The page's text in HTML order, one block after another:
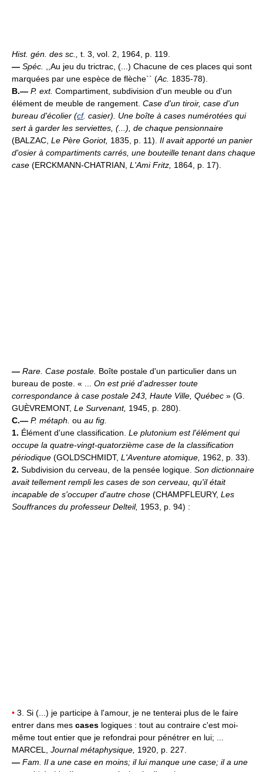
Hist. gén. des sc., t. 3, vol. 2, 1964, p. 119.
— Spéc.
,,Au jeu du trictrac, (...) Chacune de ces places qui sont
marquées par une espèce de flèche`` (Ac. 1835-78).
B.— P. ext. Compartiment, subdivision d'un meuble ou d'un
élément de meuble de rangement. Case d'un tiroir, case d'un
bureau d'écolier (cf. casier). Une boîte à cases numérotées qui
sert à garder les serviettes, (...), de chaque pensionnaire
(BALZAC, Le Père Goriot, 1835, p. 11). Il avait apporté un panier
d'osier à compartiments carrés, une bouteille tenant dans chaque
case (ERCKMANN-CHATRIAN, L'Ami Fritz, 1864, p. 17).
— Rare. Case postale. Boîte postale d'un particulier dans un
bureau de poste. « ... On est prié d'adresser toute
correspondance à case postale 243, Haute Ville, Québec » (G.
GUÈVREMONT, Le Survenant, 1945, p. 280).
C.— P. métaph. ou au fig.
1. Élément d'une classification. Le plutonium est l'élément qui
occupe la quatre-vingt-quatorzième case de la classification
périodique (GOLDSCHMIDT, L'Aventure atomique, 1962, p. 33).
2. Subdivision du cerveau, de la pensée logique. Son dictionnaire
avait tellement rempli les cases de son cerveau, qu'il était
incapable de s'occuper d'autre chose (CHAMPFLEURY, Les
Souffrances du professeur Delteil, 1953, p. 94) :
• 3. Si (...) je participe à l'amour, je ne tenterai plus de le faire
entrer dans mes cases logiques : tout au contraire c'est moi-
même tout entier que je refondrai pour pénétrer en lui; ...
MARCEL, Journal métaphysique, 1920, p. 227.
— Fam. Il a une case en moins; il lui manque une case; il a une